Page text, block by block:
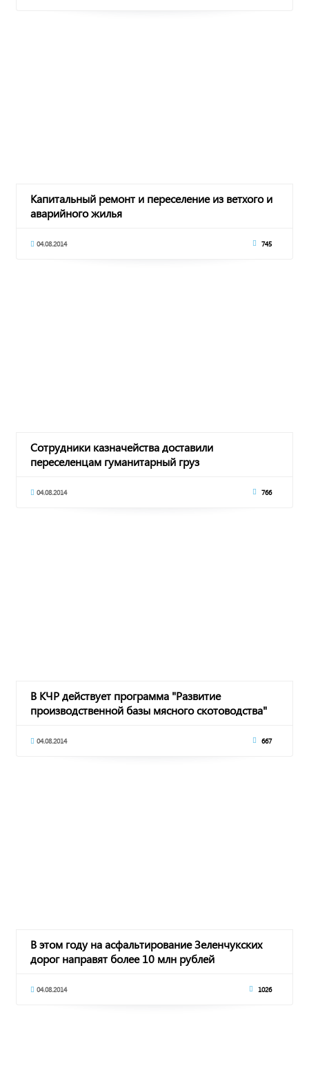
Капитальный ремонт и переселение из ветхого и
аварийного жилья
04.08.2014 745
Сотрудники казначейства доставили
переселенцам гуманитарный груз
04.08.2014 766
В КЧР действует программа "Развитие
производственной базы мясного скотоводства"
04.08.2014 667
В этом году на асфальтирование Зеленчукских
дорог направят более 10 млн рублей
04.08.2014 1026